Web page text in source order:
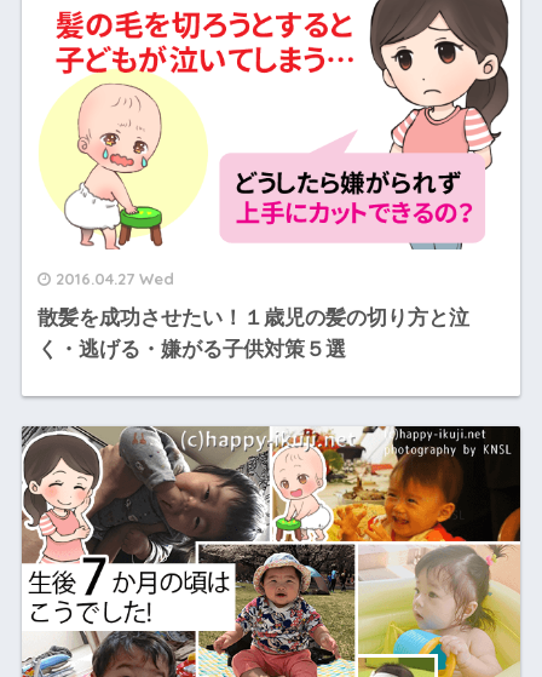
2016.04.27 Wed
散髪を成功させたい！１歳児の髪の切り方と泣
く・逃げる・嫌がる子供対策５選